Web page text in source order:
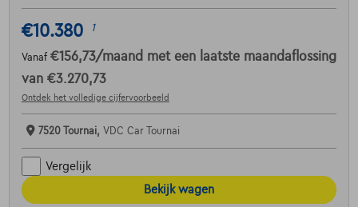
€10.380 1
Vanaf €156,73/maand met een laatste maandaflossing
van €3.270,73
Ontdek het volledige cijfervoorbeeld
7520 Tournai, VDC Car Tournai
Vergelijk
Bekijk wagen